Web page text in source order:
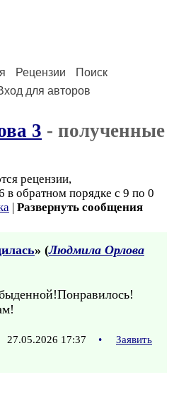
Рецензии
Поиск
для авторов
3 - полученные
рецензии,
в обратном порядке с 9 по 0
| Развернуть сообщения
» (Людмила Орлова
27.05.2026 17:37 •
Заявить